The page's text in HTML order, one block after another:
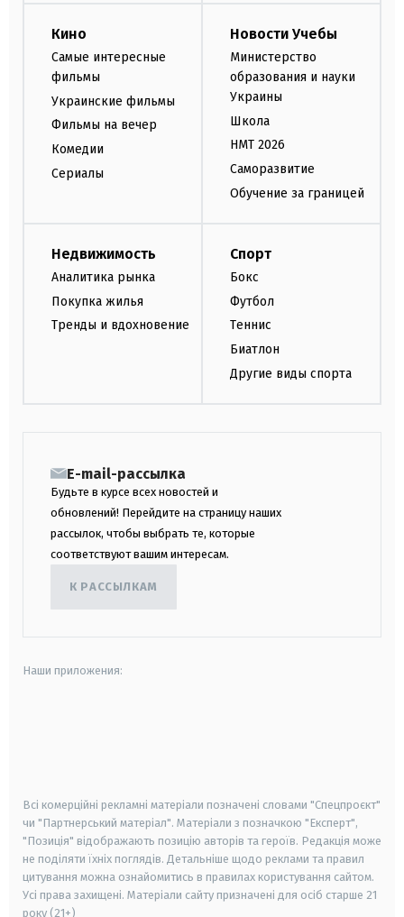
Кино
Самые интересные
фильмы
Украинские фильмы
Фильмы на вечер
Комедии
Сериалы
Новости Учебы
Министерство
образования и науки
Украины
Школа
НМТ 2026
Саморазвитие
Обучение за границей
Недвижимость
Аналитика рынка
Покупка жилья
Тренды и вдохновение
Спорт
Бокс
Футбол
Теннис
Биатлон
Другие виды спорта
E-mail-рассылка
Будьте в курсе всех новостей и
обновлений! Перейдите на страницу наших
рассылок, чтобы выбрать те, которые
соответствуют вашим интересам.
К РАССЫЛКАМ
Наши приложения:
Всі комерційні рекламні матеріали позначені словами "Спецпроєкт"
чи "Партнерський матеріал". Матеріали з позначкою "Експерт",
"Позиція" відображають позицію авторів та героїв. Редакція може
не поділяти їхніх поглядів. Детальніше щодо реклами та правил
цитування можна ознайомитись в правилах користування сайтом.
Усі права захищені. Матеріали сайту призначені для осіб старше 21
року (21+)